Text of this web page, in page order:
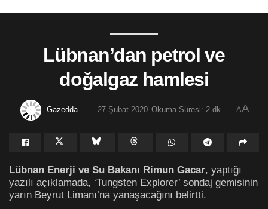
Lübnan’dan petrol ve
doğalgaz hamlesi
Gazedda 27 Şubat 2020 Okuma Süresi: 2 dk AA
Lübnan Enerji ve Su Bakanı Rimun Gacar, yaptığı
yazılı açıklamada, ‘Tungsten Explorer’ sondaj gemisinin
yarın Beyrut Limanı’na yanaşacağını belirtti.